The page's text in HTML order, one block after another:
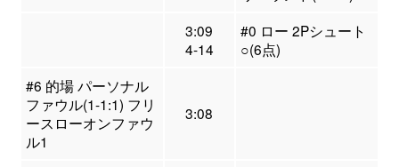
3:09
4-14
#0 ロー 2Pシュート
○(6点)
#6 的場 パーソナル
ファウル(1-1:1) フリ
ースローオンファウ
ル1
3:08